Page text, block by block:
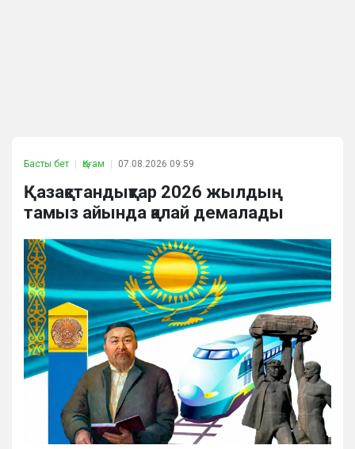
Басты бет Қоғам 07.08.2026 09:59
Қазақстандықтар 2026 жылдың
тамыз айында қалай демалады